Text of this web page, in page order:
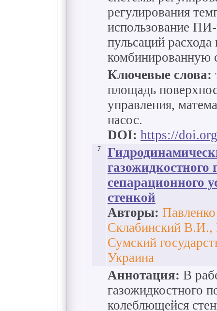
регулирования
использование
пульсаций
комбинированную
Ключевые слова:
площадь
управления,
насос.
DOI: https://
7
газожидкостного
сепарационного
стенкой
Авторы:
Склабинский
Сумский
Украина
Аннотация: В
газожидкостного
колеблющейся